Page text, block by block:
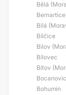
Bělá
Bílá
Bílčice
Bílov
Bílovec
Bítov
Bohumín